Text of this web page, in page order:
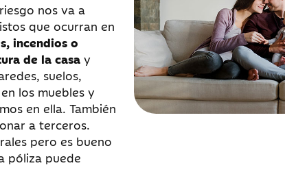
nos va a
que ocurran en
incendios o
de la casa y
suelos,
los muebles y
en ella. También
a terceros.
pero es bueno
póliza puede